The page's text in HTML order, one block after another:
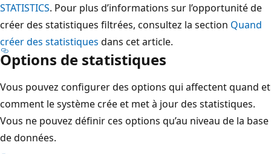
STATISTICS. Pour plus d’informations sur l’opportunité de
créer des statistiques filtrées, consultez la section Quand
créer des statistiques dans cet article.
Options de statistiques
Vous pouvez configurer des options qui affectent quand et
comment le système crée et met à jour des statistiques.
Vous ne pouvez définir ces options qu’au niveau de la base
de données.